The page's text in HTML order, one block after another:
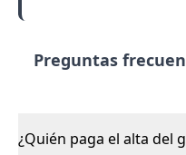
Preguntas
¿Quién paga el alta del